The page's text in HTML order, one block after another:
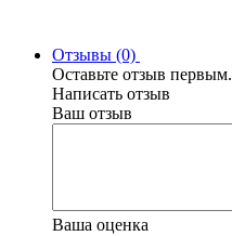
Отзывы (0)
Оставьте отзыв первым.
Написать отзыв
Ваш отзыв
Ваша оценка